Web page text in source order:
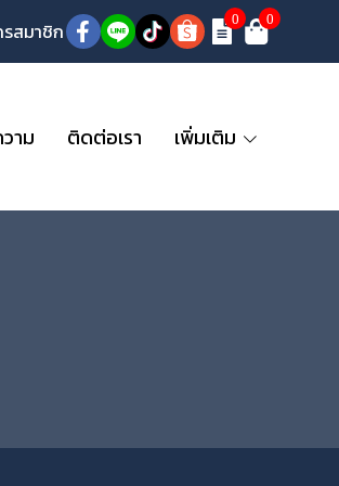
สมาชิก 0 0
าม ติดต่อเรา เพิ่มเติม